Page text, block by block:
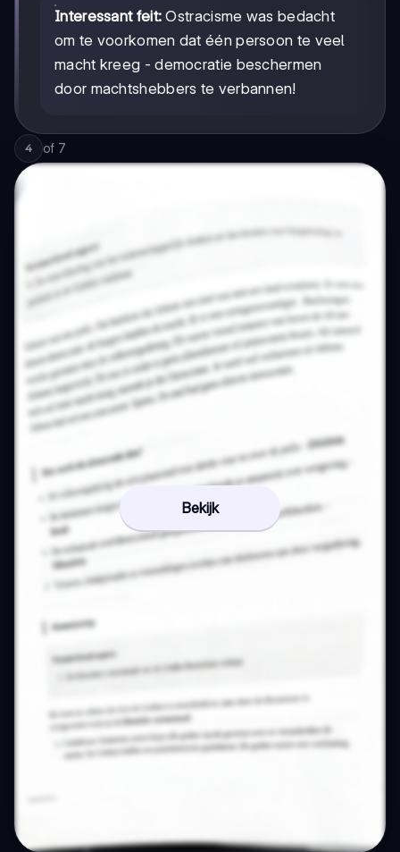
Interessant feit: Ostracisme was bedacht
om te voorkomen dat één persoon te veel
macht kreeg - democratie beschermen
door machtshebbers te verbannen!
4 of 7
Bekijk